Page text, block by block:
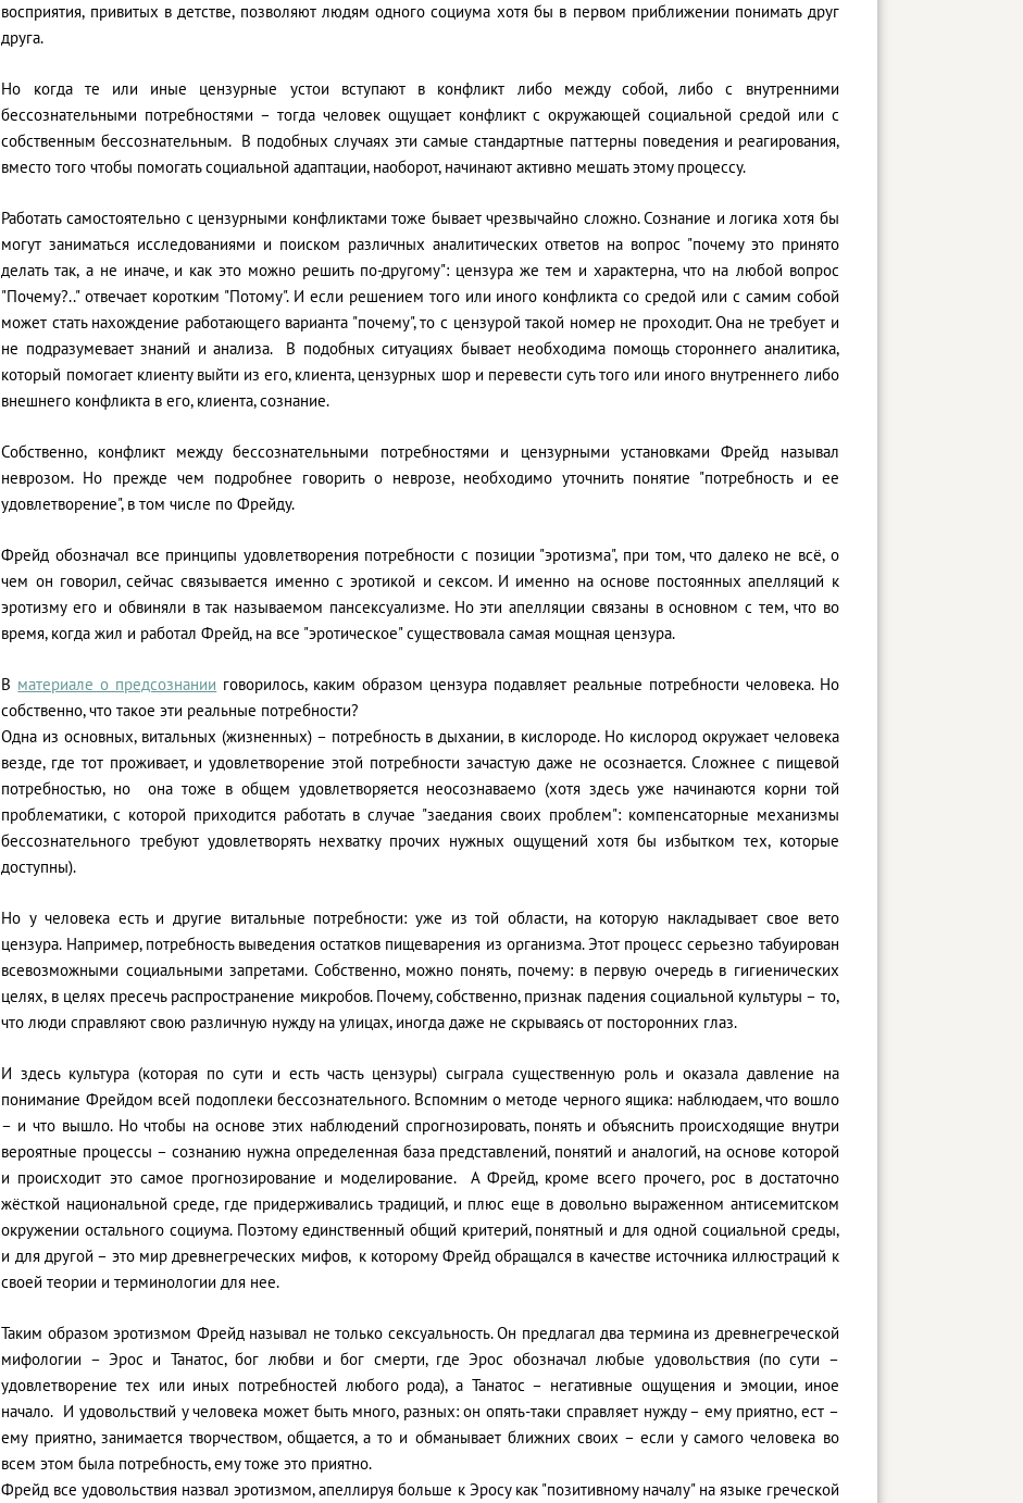
восприятия, привитых в детстве, позволяют людям одного социума хотя бы в первом приближении понимать друг
друга.
Но когда те или иные цензурные устои вступают в конфликт либо между собой, либо с внутренними
бессознательными потребностями – тогда человек ощущает конфликт с окружающей социальной средой или с
собственным бессознательным. В подобных случаях эти самые стандартные паттерны поведения и реагирования,
вместо того чтобы помогать социальной адаптации, наоборот, начинают активно мешать этому процессу.
Работать самостоятельно с цензурными конфликтами тоже бывает чрезвычайно сложно. Сознание и логика хотя бы
могут заниматься исследованиями и поиском различных аналитических ответов на вопрос "почему это принято
делать так, а не иначе, и как это можно решить по-другому": цензура же тем и характерна, что на любой вопрос
"Почему?.." отвечает коротким "Потому". И если решением того или иного конфликта со средой или с самим собой
может стать нахождение работающего варианта "почему", то с цензурой такой номер не проходит. Она не требует и
не подразумевает знаний и анализа. В подобных ситуациях бывает необходима помощь стороннего аналитика,
который помогает клиенту выйти из его, клиента, цензурных шор и перевести суть того или иного внутреннего либо
внешнего конфликта в его, клиента, сознание.
Собственно, конфликт между бессознательными потребностями и цензурными установками Фрейд называл
неврозом. Но прежде чем подробнее говорить о неврозе, необходимо уточнить понятие "потребность и ее
удовлетворение", в том числе по Фрейду.
Фрейд обозначал все принципы удовлетворения потребности с позиции "эротизма", при том, что далеко не всё, о
чем он говорил, сейчас связывается именно с эротикой и сексом. И именно на основе постоянных апелляций к
эротизму его и обвиняли в так называемом пансексуализме. Но эти апелляции связаны в основном с тем, что во
время, когда жил и работал Фрейд, на все "эротическое" существовала самая мощная цензура.
В материале о предсознании говорилось, каким образом цензура подавляет реальные потребности человека. Но
собственно, что такое эти реальные потребности?
Одна из основных, витальных (жизненных) – потребность в дыхании, в кислороде. Но кислород окружает человека
везде, где тот проживает, и удовлетворение этой потребности зачастую даже не осознается. Сложнее с пищевой
потребностью, но она тоже в общем удовлетворяется неосознаваемо (хотя здесь уже начинаются корни той
проблематики, с которой приходится работать в случае "заедания своих проблем": компенсаторные механизмы
бессознательного требуют удовлетворять нехватку прочих нужных ощущений хотя бы избытком тех, которые
доступны).
Но у человека есть и другие витальные потребности: уже из той области, на которую накладывает свое вето
цензура. Например, потребность выведения остатков пищеварения из организма. Этот процесс серьезно табуирован
всевозможными социальными запретами. Собственно, можно понять, почему: в первую очередь в гигиенических
целях, в целях пресечь распространение микробов. Почему, собственно, признак падения социальной культуры – то,
что люди справляют свою различную нужду на улицах, иногда даже не скрываясь от посторонних глаз.
И здесь культура (которая по сути и есть часть цензуры) сыграла существенную роль и оказала давление на
понимание Фрейдом всей подоплеки бессознательного. Вспомним о методе черного ящика: наблюдаем, что вошло
– и что вышло. Но чтобы на основе этих наблюдений спрогнозировать, понять и объяснить происходящие внутри
вероятные процессы – сознанию нужна определенная база представлений, понятий и аналогий, на основе которой
и происходит это самое прогнозирование и моделирование. А Фрейд, кроме всего прочего, рос в достаточно
жёсткой национальной среде, где придерживались традиций, и плюс еще в довольно выраженном антисемитском
окружении остального социума. Поэтому единственный общий критерий, понятный и для одной социальной среды,
и для другой – это мир древнегреческих мифов, к которому Фрейд обращался в качестве источника иллюстраций к
своей теории и терминологии для нее.
Таким образом эротизмом Фрейд называл не только сексуальность. Он предлагал два термина из древнегреческой
мифологии – Эрос и Танатос, бог любви и бог смерти, где Эрос обозначал любые удовольствия (по сути –
удовлетворение тех или иных потребностей любого рода), а Танатос – негативные ощущения и эмоции, иное
начало. И удовольствий у человека может быть много, разных: он опять-таки справляет нужду – ему приятно, ест –
ему приятно, занимается творчеством, общается, а то и обманывает ближних своих – если у самого человека во
всем этом была потребность, ему тоже это приятно.
Фрейд все удовольствия назвал эротизмом, апеллируя больше к Эросу как "позитивному началу" на языке греческой